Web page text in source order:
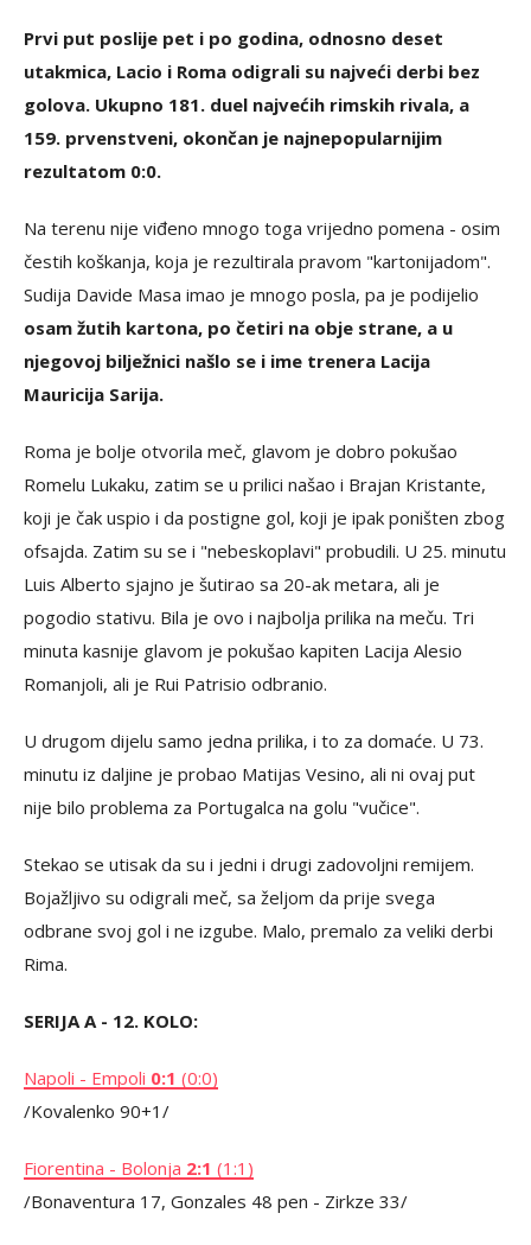
Prvi put poslije pet i po godina, odnosno deset
utakmica, Lacio i Roma odigrali su najveći derbi bez
golova. Ukupno 181. duel najvećih rimskih rivala, a
159. prvenstveni, okončan je najnepopularnijim
rezultatom 0:0.
Na terenu nije viđeno mnogo toga vrijedno pomena - osim
čestih koškanja, koja je rezultirala pravom "kartonijadom".
Sudija Davide Masa imao je mnogo posla, pa je podijelio
osam žutih kartona, po četiri na obje strane, a u
njegovoj bilježnici našlo se i ime trenera Lacija
Mauricija Sarija.
Roma je bolje otvorila meč, glavom je dobro pokušao
Romelu Lukaku, zatim se u prilici našao i Brajan Kristante,
koji je čak uspio i da postigne gol, koji je ipak poništen zbog
ofsajda. Zatim su se i "nebeskoplavi" probudili. U 25. minutu
Luis Alberto sjajno je šutirao sa 20-ak metara, ali je
pogodio stativu. Bila je ovo i najbolja prilika na meču. Tri
minuta kasnije glavom je pokušao kapiten Lacija Alesio
Romanjoli, ali je Rui Patrisio odbranio.
U drugom dijelu samo jedna prilika, i to za domaće. U 73.
minutu iz daljine je probao Matijas Vesino, ali ni ovaj put
nije bilo problema za Portugalca na golu "vučice".
Stekao se utisak da su i jedni i drugi zadovoljni remijem.
Bojažljivo su odigrali meč, sa željom da prije svega
odbrane svoj gol i ne izgube. Malo, premalo za veliki derbi
Rima.
SERIJA A - 12. KOLO:
Napoli - Empoli 0:1 (0:0)
/Kovalenko 90+1/
Fiorentina - Bolonja 2:1 (1:1)
/Bonaventura 17, Gonzales 48 pen - Zirkze 33/